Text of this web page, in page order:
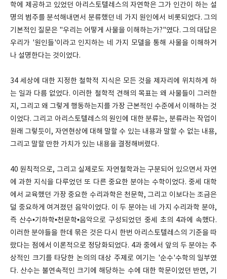
학에 제공하고 있었던 아리스토텔레스의 자연학은 그가 인간이 하는 설
명의 범주를 분석해내면서 분류했던 네 가지 원인에서 비롯되었다. 그의
기본적인 질문은 "우리는 어떻게 사물을 이해하는가?"였다. 그의 대답은
우리가 '원인들'이라고 인지하는 네 가지 모델을 통해 사물을 이해하거
나 설명한다는 것이었다.
34 세상에 대한 지정한 철학적 지식은 모든 것을 제자리에 위치하게 하
는 일과 다름 없었다. 이러한 철학적 견해의 목표는 왜 사물들이 그러한
지, 그리고 왜 그렇게 행동하는지를 가장 근본적인 수준에서 이해하는 것
이었다. 그리고 아리스토텔레스의 원인에 대한 분류는, 분류라는 작업이
원래 그렇듯이, 자연현상에 대해 말할 수 있는 내용과 말할 수 없는 내용,
그리고 말할 만한 가치가 있는 내용을 결정해버렸다.
40 원칙적으로, 그리고 실제로도 자연철학과는 구분되어 있으면서 자연
에 과한 지식을 다루었던 또 다른 중요한 분야는 수학이었다. 중세 대학
에서 교육했던 가장 중요한 수리과학은 천문학, 그리고 이보다는 조금은
덜 중요하게 여겨졌던 음악이었다. 이 두 분야는 네 가지 수리과학 분야,
즉 산수•기하학•천문학•음악으로 구성되었던 중세 초의 4과에 속했다.
이러한 분야들을 한데 묶은 것은 다시 한번 아리스토텔레스의 기준을 따
랐다는 점에서 이론적으로 정당화되었다. 4과 중에서 앞의 두 분야는 추
상적인 크기를 타당한 논의의 대상 주제로 여기는 '순수'수학의 일부였
다. 산수는 불연속적인 크기에 해당하는 수에 대한 학문이었던 반면, 기